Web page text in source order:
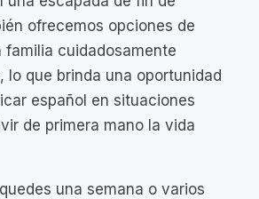
ofrecemos opciones de
familia cuidadosamente
lo que brinda una oportunidad
español en situaciones
de primera mano la vida
una semana o varios